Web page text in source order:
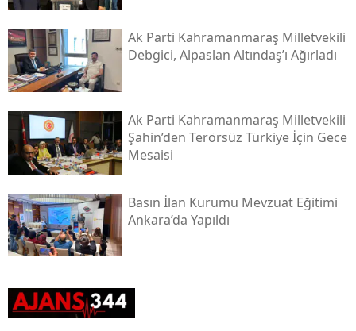
Ak Parti Kahramanmaraş Milletvekili
Debgici, Alpaslan Altındaş’ı Ağırladı
Ak Parti Kahramanmaraş Milletvekili
Şahin’den Terörsüz Türkiye İçin Gece
Mesaisi
Basın İlan Kurumu Mevzuat Eğitimi
Ankara’da Yapıldı